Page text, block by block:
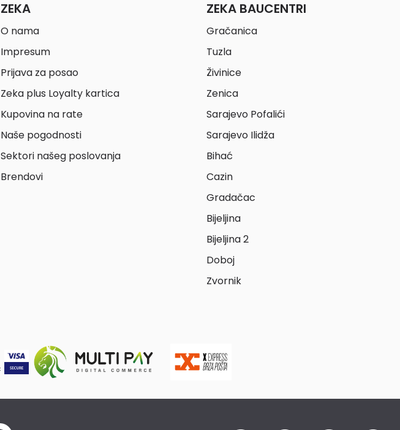
ZEKA
O nama
Impresum
Prijava za posao
Zeka plus Loyalty kartica
Kupovina na rate
Naše pogodnosti
Sektori našeg poslovanja
Brendovi
ZEKA BAUCENTRI
Gračanica
Tuzla
Živinice
Zenica
Sarajevo Pofalići
Sarajevo Ilidža
Bihać
Cazin
Gradačac
Bijeljina
Bijeljina 2
Doboj
Zvornik